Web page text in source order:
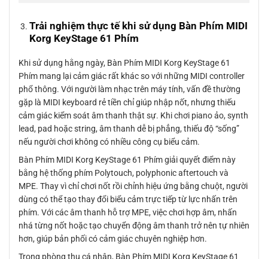
Trải nghiệm thực tế khi sử dụng Bàn Phím MIDI
Korg KeyStage 61 Phím
Khi sử dụng hằng ngày, Bàn Phím MIDI Korg KeyStage 61
Phím mang lại cảm giác rất khác so với những MIDI controller
phổ thông. Với người làm nhạc trên máy tính, vấn đề thường
gặp là MIDI keyboard rẻ tiền chỉ giúp nhập nốt, nhưng thiếu
cảm giác kiểm soát âm thanh thật sự. Khi chơi piano ảo, synth
lead, pad hoặc string, âm thanh dễ bị phẳng, thiếu độ “sống”
nếu người chơi không có nhiều công cụ biểu cảm.
Bàn Phím MIDI Korg KeyStage 61 Phím giải quyết điểm này
bằng hệ thống phím Polytouch, polyphonic aftertouch và
MPE. Thay vì chỉ chơi nốt rồi chỉnh hiệu ứng bằng chuột, người
dùng có thể tạo thay đổi biểu cảm trực tiếp từ lực nhấn trên
phím. Với các âm thanh hỗ trợ MPE, việc chơi hợp âm, nhấn
nhá từng nốt hoặc tạo chuyển động âm thanh trở nên tự nhiên
hơn, giúp bản phối có cảm giác chuyên nghiệp hơn.
Trong phòng thu cá nhân, Bàn Phím MIDI Korg KeyStage 61